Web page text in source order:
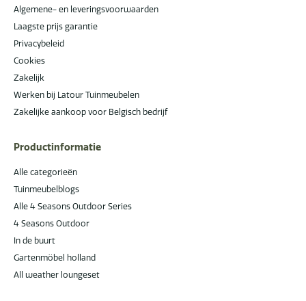
Algemene- en leveringsvoorwaarden
Laagste prijs garantie
Privacybeleid
Cookies
Zakelijk
Werken bij Latour Tuinmeubelen
Zakelijke aankoop voor Belgisch bedrijf
Productinformatie
Alle categorieën
Tuinmeubelblogs
Alle 4 Seasons Outdoor Series
4 Seasons Outdoor
In de buurt
Gartenmöbel holland
All weather loungeset